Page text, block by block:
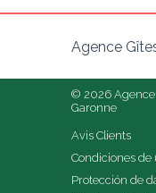
Agence
© 2026
Garonne
Avis Clients
Condiciones de
Protección de